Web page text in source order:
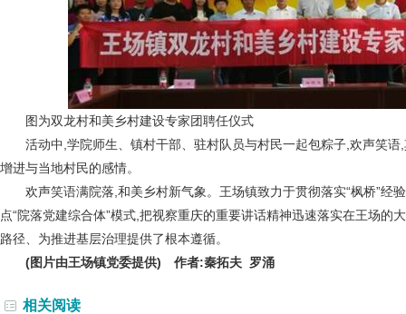
图为双龙村和美乡村建设专家团聘任仪式
活动中,学院师生、镇村干部、驻村队员与村民一起包粽子,欢声笑
增进与当地村民的感情。
欢声笑语满院落,和美乡村新气象。王场镇致力于贯彻落实“枫桥”经
点“院落党建综合体”模式,把视察重庆的重要讲话精神迅速落实在王场的
路径、为推进基层治理提供了根本遵循。
(图片由王场镇党委提供) 作者:秦拓夫 罗涌
相关阅读